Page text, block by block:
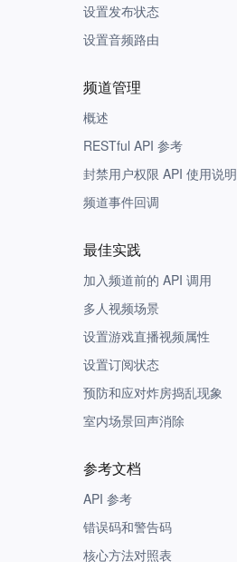
设置发布状态
设置音频路由
频道管理
概述
RESTful API 参考
封禁用户权限 API 使用说明
频道事件回调
最佳实践
加入频道前的 API 调用
多人视频场景
设置游戏直播视频属性
设置订阅状态
预防和应对炸房捣乱现象
室内场景回声消除
参考文档
API 参考
错误码和警告码
核心方法对照表